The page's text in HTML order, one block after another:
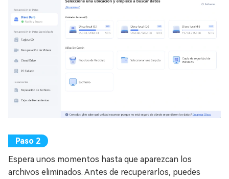
Espera unos momentos hasta que aparezcan los
archivos eliminados. Antes de recuperarlos, puedes